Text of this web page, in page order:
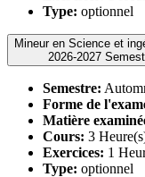
Type: optionnel
Mineur en Science et
2026-2027
Semestre:
Forme de
Matière
Cours: 3
Exercices: 1
Type: optionnel